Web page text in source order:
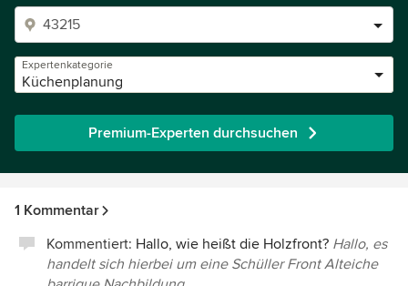
Expertenkategorie
Küchenplanung
Premium-Experten durchsuchen
1 Kommentar
Kommentiert: Hallo, wie heißt die Holzfront? Hallo, es
handelt sich hierbei um eine Schüller Front Alteiche